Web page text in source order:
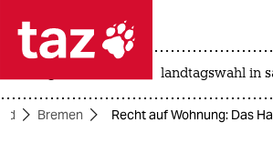
 taz zahl ich
taz zahl ich
landtagswahl in
Bremen Recht auf Wohnung: Das